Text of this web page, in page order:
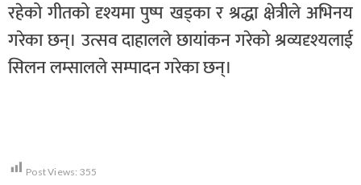
रहेको गीतको दृश्यमा पुष्प खड्का र श्रद्धा क्षेत्रीले अभिनय
गरेका छन्। उत्सव दाहालले छायांकन गरेको श्रव्यदृश्यलाई
सिलन लम्सालले सम्पादन गरेका छन्।
Post Views: 355